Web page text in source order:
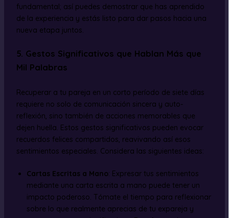
fundamental; así puedes demostrar que has aprendido
de la experiencia y estás listo para dar pasos hacia una
nueva etapa juntos.
5. Gestos Significativos que Hablan Más que
Mil Palabras
Recuperar a tu pareja en un corto período de siete días
requiere no solo de comunicación sincera y auto-
reflexión, sino también de acciones memorables que
dejen huella. Estos gestos significativos pueden evocar
recuerdos felices compartidos, reavivando así esos
sentimientos especiales. Considera las siguientes ideas:
Cartas Escritas a Mano: Expresar tus sentimientos
mediante una carta escrita a mano puede tener un
impacto poderoso. Tómate el tiempo para reflexionar
sobre lo que realmente aprecias de tu expareja y